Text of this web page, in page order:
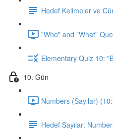
Hedef Kelimeler ve
"Who" and "What"
Elementary Quiz 10:
10. Gün
Numbers (Sayılar)
Hedef Sayılar: